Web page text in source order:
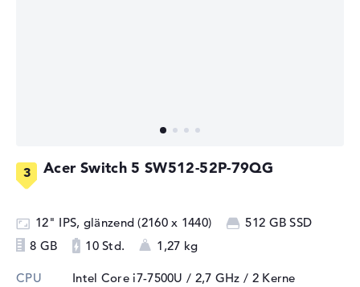
Acer Switch 5 SW512-52P-79QG
12" IPS, glänzend (2160 x 1440)
512 GB SSD
8 GB
10 Std. 1,27 kg
CPU Intel Core i7-7500U / 2,7 GHz / 2 Kerne